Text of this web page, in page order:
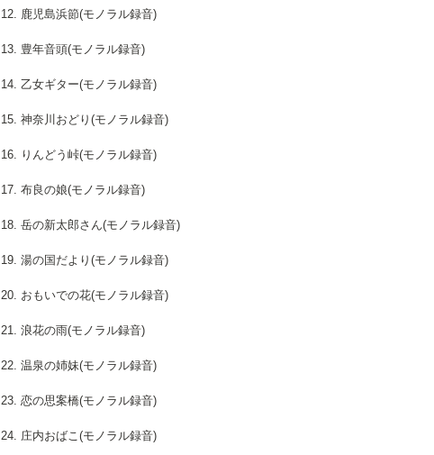
12. 鹿児島浜節(モノラル録音)
13. 豊年音頭(モノラル録音)
14. 乙女ギター(モノラル録音)
15. 神奈川おどり(モノラル録音)
16. りんどう峠(モノラル録音)
17. 布良の娘(モノラル録音)
18. 岳の新太郎さん(モノラル録音)
19. 湯の国だより(モノラル録音)
20. おもいでの花(モノラル録音)
21. 浪花の雨(モノラル録音)
22. 温泉の姉妹(モノラル録音)
23. 恋の思案橋(モノラル録音)
24. 庄内おばこ(モノラル録音)